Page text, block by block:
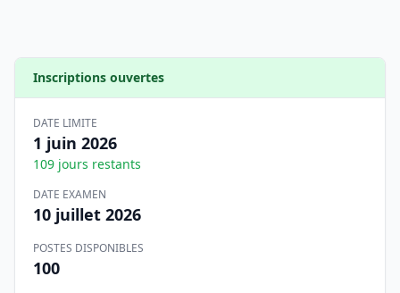
Inscriptions ouvertes
DATE LIMITE
1 juin 2026
109 jours restants
DATE EXAMEN
10 juillet 2026
POSTES DISPONIBLES
100